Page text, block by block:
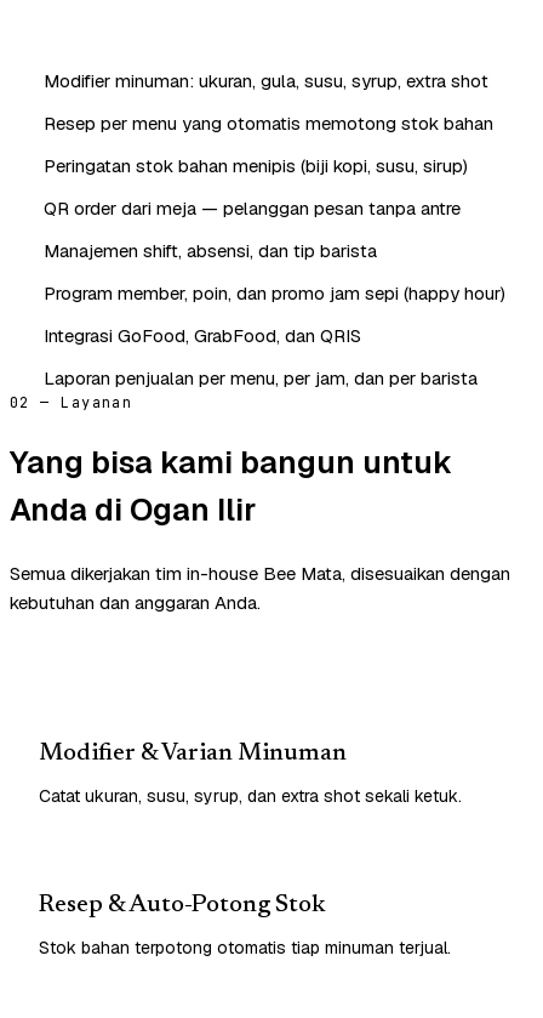
Modifier minuman: ukuran, gula, susu, syrup, extra shot
Resep per menu yang otomatis memotong stok bahan
Peringatan stok bahan menipis (biji kopi, susu, sirup)
QR order dari meja — pelanggan pesan tanpa antre
Manajemen shift, absensi, dan tip barista
Program member, poin, dan promo jam sepi (happy hour)
Integrasi GoFood, GrabFood, dan QRIS
Laporan penjualan per menu, per jam, dan per barista
02 — Layanan
Yang bisa kami bangun untuk
Anda di Ogan Ilir
Semua dikerjakan tim in-house Bee Mata, disesuaikan dengan
kebutuhan dan anggaran Anda.
Modifier & Varian Minuman
Catat ukuran, susu, syrup, dan extra shot sekali ketuk.
Resep & Auto-Potong Stok
Stok bahan terpotong otomatis tiap minuman terjual.